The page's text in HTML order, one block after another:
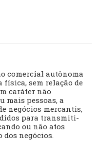
comercial autônoma
física, sem relação de
caráter não
mais pessoas, a
negócios mercantis,
para transmiti-
ou não atos
dos negócios.